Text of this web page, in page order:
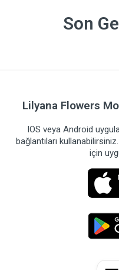
Son
Lilyana Flowers
IOS veya Android
bağlantıları
için